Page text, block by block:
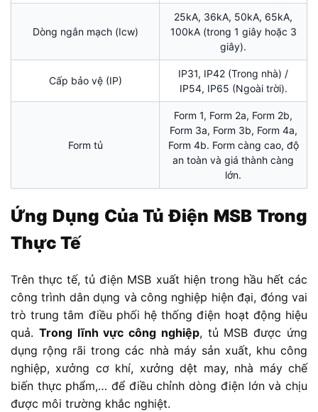
Dòng ngắn mạch (Icw)
25kA, 36kA, 50kA, 65kA,
100kA (trong 1 giây hoặc 3
giây).
Cấp bảo vệ (IP)
IP31, IP42 (Trong nhà) /
IP54, IP65 (Ngoài trời).
Form tủ
Form 1, Form 2a, Form 2b,
Form 3a, Form 3b, Form 4a,
Form 4b. Form càng cao, độ
an toàn và giá thành càng
lớn.
Ứng Dụng Của Tủ Điện MSB Trong
Thực Tế
Trên thực tế, tủ điện MSB xuất hiện trong hầu hết các
công trình dân dụng và công nghiệp hiện đại, đóng vai
trò trung tâm điều phối hệ thống điện hoạt động hiệu
quả. Trong lĩnh vực công nghiệp, tủ MSB được ứng
dụng rộng rãi trong các nhà máy sản xuất, khu công
nghiệp, xưởng cơ khí, xưởng dệt may, nhà máy chế
biến thực phẩm,… để điều chỉnh dòng điện lớn và chịu
được môi trường khắc nghiệt.